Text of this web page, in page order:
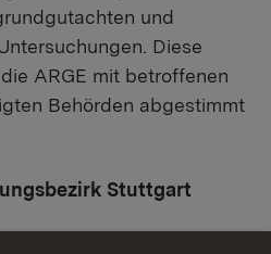
und
Diese
ARGE mit betroffenen
Behörden abgestimmt
Stuttgart